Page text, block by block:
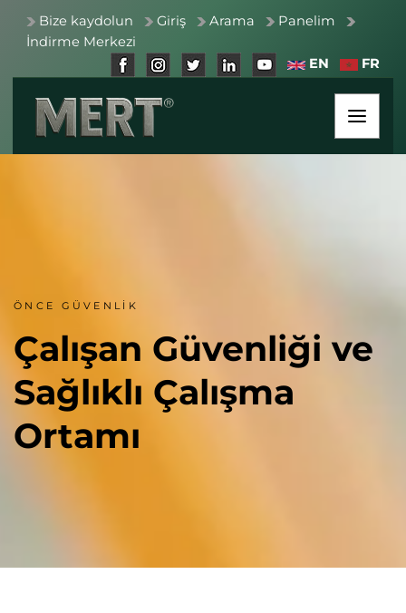
Bize kaydolun Giriş Arama
Panelim
İndirme Merkezi
EN
FR
ÖNCE GÜVENLİK
Çalışan Güvenliği ve
Sağlıklı Çalışma
Ortamı